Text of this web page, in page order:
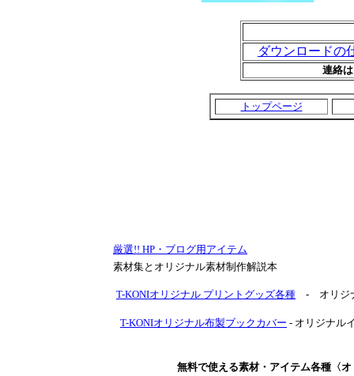
ダウンロードの
連絡
トップページ
厳選!! HP・ブログ用アイテム
素材集とオリジナル素材制作解説本
T-KONIオリジナル プリントグッズ各種 - オリジナ
T-KONIオリジナル布製ブックカバー - オリジナル
無料で使える素材・アイテム各種〈